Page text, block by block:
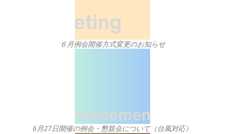
６月例会開催方式変更のお知らせ
6月27日開催の例会・懇親会について（台風対応）